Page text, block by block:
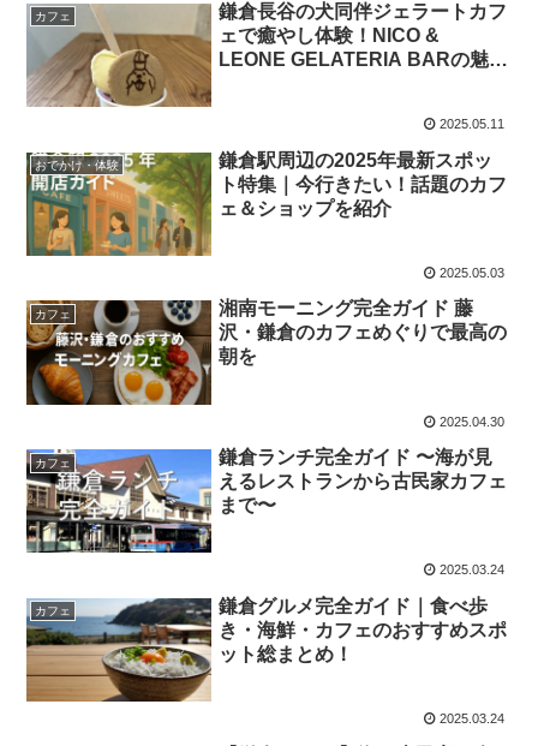
カフェ
鎌倉長谷の犬同伴ジェラートカフ
ェで癒やし体験！NICO &
LEONE GELATERIA BARの魅力
2025.05.11
おでかけ・体験
鎌倉駅周辺の2025年最新スポッ
ト特集｜今行きたい！話題のカフ
ェ＆ショップを紹介
2025.05.03
カフェ
湘南モーニング完全ガイド 藤
沢・鎌倉のカフェめぐりで最高の
朝を
2025.04.30
カフェ
鎌倉ランチ完全ガイド 〜海が見
えるレストランから古民家カフェ
まで〜
2025.03.24
カフェ
鎌倉グルメ完全ガイド｜食べ歩
き・海鮮・カフェのおすすめスポ
ット総まとめ！
2025.03.24